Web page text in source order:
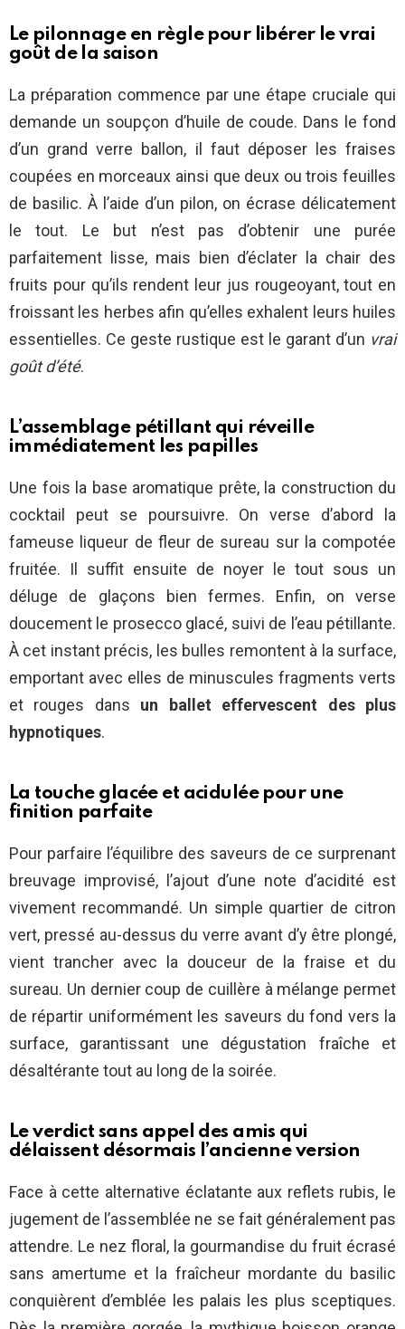
Le pilonnage en règle pour libérer le vrai
goût de la saison
La préparation commence par une étape cruciale qui
demande un soupçon d’huile de coude. Dans le fond
d’un grand verre ballon, il faut déposer les fraises
coupées en morceaux ainsi que deux ou trois feuilles
de basilic. À l’aide d’un pilon, on écrase délicatement
le tout. Le but n’est pas d’obtenir une purée
parfaitement lisse, mais bien d’éclater la chair des
fruits pour qu’ils rendent leur jus rougeoyant, tout en
froissant les herbes afin qu’elles exhalent leurs huiles
essentielles. Ce geste rustique est le garant d’un vrai
goût d’été.
L’assemblage pétillant qui réveille
immédiatement les papilles
Une fois la base aromatique prête, la construction du
cocktail peut se poursuivre. On verse d’abord la
fameuse liqueur de fleur de sureau sur la compotée
fruitée. Il suffit ensuite de noyer le tout sous un
déluge de glaçons bien fermes. Enfin, on verse
doucement le prosecco glacé, suivi de l’eau pétillante.
À cet instant précis, les bulles remontent à la surface,
emportant avec elles de minuscules fragments verts
et rouges dans un ballet effervescent des plus
hypnotiques.
La touche glacée et acidulée pour une
finition parfaite
Pour parfaire l’équilibre des saveurs de ce surprenant
breuvage improvisé, l’ajout d’une note d’acidité est
vivement recommandé. Un simple quartier de citron
vert, pressé au-dessus du verre avant d’y être plongé,
vient trancher avec la douceur de la fraise et du
sureau. Un dernier coup de cuillère à mélange permet
de répartir uniformément les saveurs du fond vers la
surface, garantissant une dégustation fraîche et
désaltérante tout au long de la soirée.
Le verdict sans appel des amis qui
délaissent désormais l’ancienne version
Face à cette alternative éclatante aux reflets rubis, le
jugement de l’assemblée ne se fait généralement pas
attendre. Le nez floral, la gourmandise du fruit écrasé
sans amertume et la fraîcheur mordante du basilic
conquièrent d’emblée les palais les plus sceptiques.